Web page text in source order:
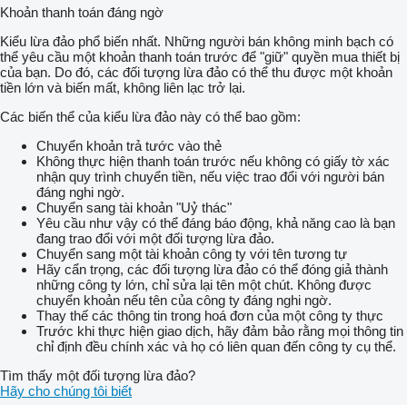
Khoản thanh toán đáng ngờ
Kiểu lừa đảo phổ biến nhất. Những người bán không minh bạch có
thể yêu cầu một khoản thanh toán trước để "giữ" quyền mua thiết bị
của bạn. Do đó, các đối tượng lừa đảo có thể thu được một khoản
tiền lớn và biến mất, không liên lạc trở lại.
Các biến thể của kiểu lừa đảo này có thể bao gồm:
Chuyển khoản trả tước vào thẻ
Không thực hiện thanh toán trước nếu không có giấy tờ xác
nhận quy trình chuyển tiền, nếu việc trao đổi với người bán
đáng nghi ngờ.
Chuyển sang tài khoản "Uỷ thác"
Yêu cầu như vậy có thể đáng báo động, khả năng cao là bạn
đang trao đổi với một đối tượng lừa đảo.
Chuyển sang một tài khoản công ty với tên tương tự
Hãy cẩn trọng, các đối tượng lừa đảo có thể đóng giả thành
những công ty lớn, chỉ sửa lại tên một chút. Không được
chuyển khoản nếu tên của công ty đáng nghi ngờ.
Thay thế các thông tin trong hoá đơn của một công ty thực
Trước khi thực hiện giao dịch, hãy đảm bảo rằng mọi thông tin
chỉ định đều chính xác và họ có liên quan đến công ty cụ thể.
Tìm thấy một đối tượng lừa đảo?
Hãy cho chúng tôi biết